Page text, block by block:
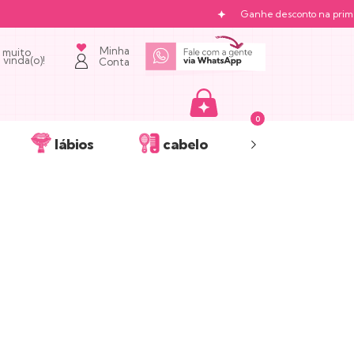
Ganhe desconto na
muito
vinda(o)!
Minha
Conta
0
lábios cabelo